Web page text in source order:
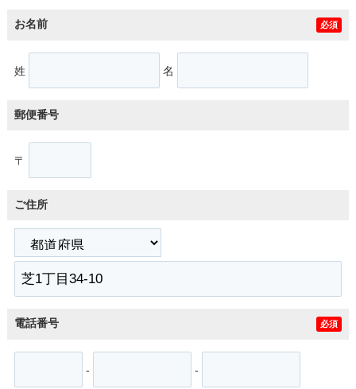
お名前 必須
姓 名
郵便番号
〒
ご住所
電話番号 必須
- -